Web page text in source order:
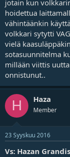
jotain kun
hoidettua
vähintäänkin
volkkari sytytti
vielä
sotasuunnitelma
millään viittis
onnistunut..
H Haza
Member
23 Syyskuu 2016
Vs: Hazan